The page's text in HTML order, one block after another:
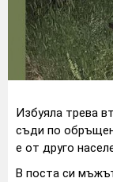
Избуяла трева
съди по
е от друго
В поста си